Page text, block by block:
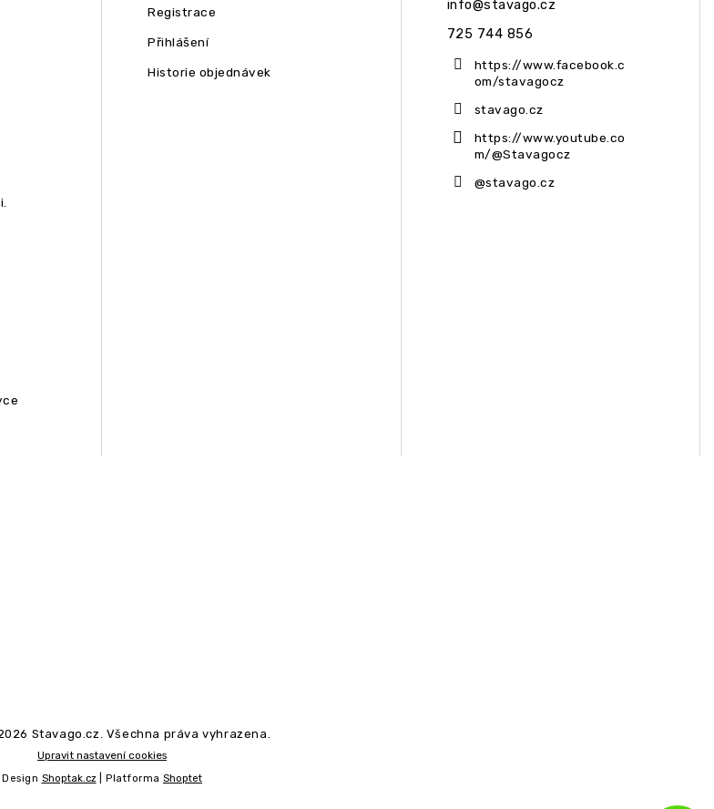
Registrace
Přihlášení
Historie objednávek
info@stavago.cz
725 744 856
https://www.facebook.c
om/stavagocz
stavago.cz
https://www.youtube.co
m/@Stavagocz
@stavago.cz
Stavago.cz . Všechna práva vyhrazena.
Upravit nastavení cookies
Design Shoptak.cz | Platforma Shoptet